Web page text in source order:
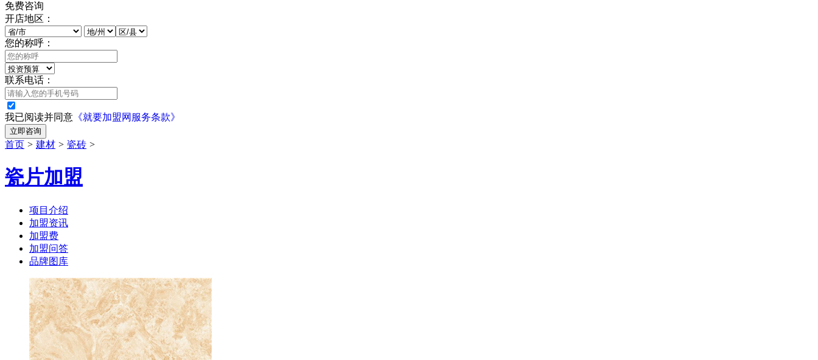
免费咨询
开店地区：
您的称呼：
联系电话：
我已阅读并同意 《就要加盟网服务条款》
立即咨询
首页 > 建材 > 瓷砖 >
瓷片加盟
项目介绍
加盟资讯
加盟费
加盟问答
品牌图库